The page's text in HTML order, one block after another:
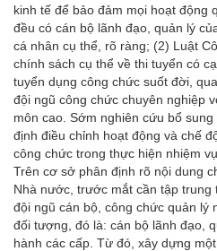
kinh tế để bảo đảm mọi hoạt động
đều có cán bộ lãnh đạo, quản lý
cá nhân cụ thể, rõ ràng; (2) Luật
chính sách cụ thể về thi tuyển có
tuyển dụng công chức suốt đời,
đội ngũ công chức chuyên nghiệp
môn cao. Sớm nghiên cứu bổ
định điều chỉnh hoạt động và chế
công chức trong thực hiện nhiệm
Trên cơ sở phân định rõ nội dung
Nhà nước, trước mắt cần tập trung
đội ngũ cán bộ, công chức quản lý
đối tượng, đó là: cán bộ lãnh đạo,
hành các cấp. Từ đó, xây dựng